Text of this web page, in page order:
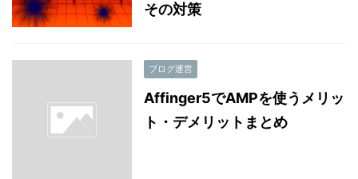
その対策
ブログ運営
Affinger5でAMPを使うメリッ
ト・デメリットまとめ